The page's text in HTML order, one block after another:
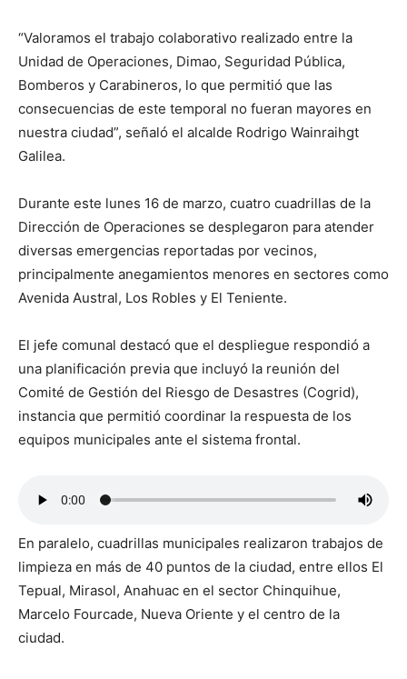
“Valoramos el trabajo colaborativo realizado entre la
Unidad de Operaciones, Dimao, Seguridad Pública,
Bomberos y Carabineros, lo que permitió que las
consecuencias de este temporal no fueran mayores en
nuestra ciudad”, señaló el alcalde Rodrigo Wainraihgt
Galilea.
Durante este lunes 16 de marzo, cuatro cuadrillas de la
Dirección de Operaciones se desplegaron para atender
diversas emergencias reportadas por vecinos,
principalmente anegamientos menores en sectores como
Avenida Austral, Los Robles y El Teniente.
El jefe comunal destacó que el despliegue respondió a
una planificación previa que incluyó la reunión del
Comité de Gestión del Riesgo de Desastres (Cogrid),
instancia que permitió coordinar la respuesta de los
equipos municipales ante el sistema frontal.
En paralelo, cuadrillas municipales realizaron trabajos de
limpieza en más de 40 puntos de la ciudad, entre ellos El
Tepual, Mirasol, Anahuac en el sector Chinquihue,
Marcelo Fourcade, Nueva Oriente y el centro de la
ciudad.